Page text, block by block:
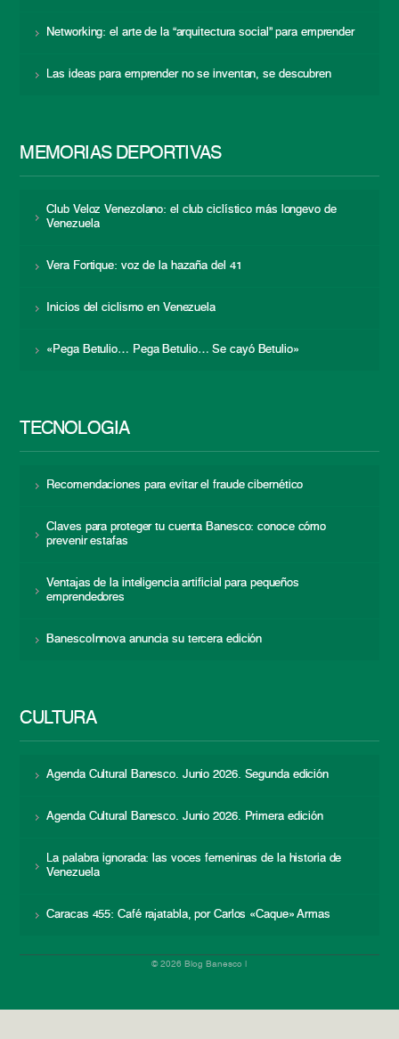
Networking: el arte de la “arquitectura social” para emprender
Las ideas para emprender no se inventan, se descubren
MEMORIAS DEPORTIVAS
Club Veloz Venezolano: el club ciclístico más longevo de
Venezuela
Vera Fortique: voz de la hazaña del 41
Inicios del ciclismo en Venezuela
«Pega Betulio… Pega Betulio… Se cayó Betulio»
TECNOLOGÍA
Recomendaciones para evitar el fraude cibernético
Claves para proteger tu cuenta Banesco: conoce cómo
prevenir estafas
Ventajas de la inteligencia artificial para pequeños
emprendedores
BanescoInnova anuncia su tercera edición
CULTURA
Agenda Cultural Banesco. Junio 2026. Segunda edición
Agenda Cultural Banesco. Junio 2026. Primera edición
La palabra ignorada: las voces femeninas de la historia de
Venezuela
Caracas 455: Café rajatabla, por Carlos «Caque» Armas
© 2026 Blog Banesco |